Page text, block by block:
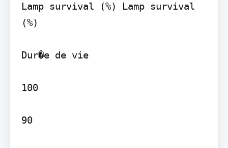
Lamp survival (%) Lamp survival
(%)
Dur�e de vie
100
90